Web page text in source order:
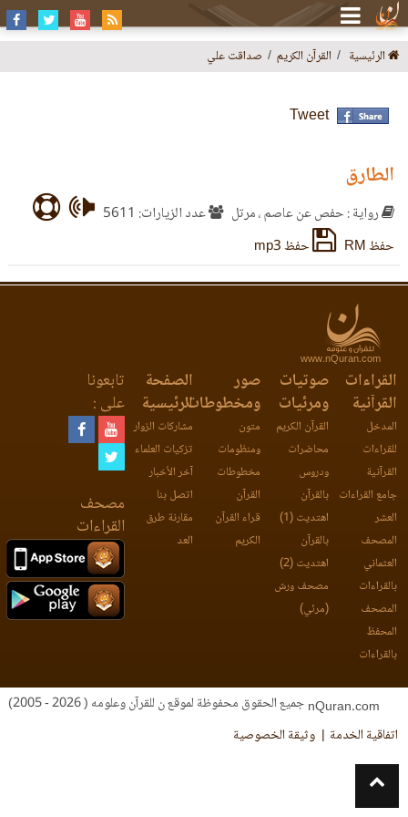
الرئيسية القرآن الكريم صداقت علي
Tweet
الطارق
رواية : حفص عن عاصم ، مرتل
عدد الزيارات: 5611
حفظ RM
حفظ mp3
www.nQuran.com
القراءات
القرآنية
المدخل
للقراءات
القرآنية
جامع القراءات
العشر
المصحف
العثماني
بالقراءات
المصحف
المحفظ
بالقراءات
صوتيات
ومرئيات
القرآن الكريم
محاضرات
ودروس
بالقرآن
اهتديت (1)
بالقرآن
اهتديت (2)
مصحف ورش
(مرئي)
صور
ومخطوطات
متون
ومنظومات
مخطوطات
القرآن
قراء القرآن
الكريم
الصفحة
الرئيسية
مشاركات الزوار
تزكيات العلماء
آخر الأخبار
اتصل بنا
مقارنة طرق
العد
تابعونا
على :
مصحف
القراءات
جميع الحقوق محفوظة لموقع ن للقرآن وعلومه ( 2026 - 2005)
اتفاقية الخدمة
وثيقة الخصوصية